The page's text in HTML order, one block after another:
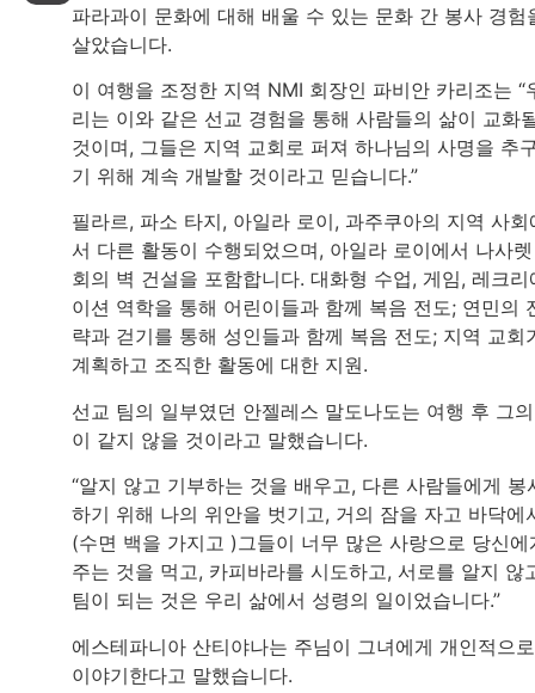
파라과이 문화에 대해 배울 수 있는 문화 간 봉사 경험
살았습니다.
이 여행을 조정한 지역 NMI 회장인 파비안 카리조는 “
리는 이와 같은 선교 경험을 통해 사람들의 삶이 교화
것이며, 그들은 지역 교회로 퍼져 하나님의 사명을 추
기 위해 계속 개발할 것이라고 믿습니다.”
필라르, 파소 타지, 아일라 로이, 과주쿠아의 지역 사회
서 다른 활동이 수행되었으며, 아일라 로이에서 나사
회의 벽 건설을 포함합니다. 대화형 수업, 게임, 레크리
이션 역학을 통해 어린이들과 함께 복음 전도; 연민의
략과 걷기를 통해 성인들과 함께 복음 전도; 지역 교회
계획하고 조직한 활동에 대한 지원.
선교 팀의 일부였던 안젤레스 말도나도는 여행 후 그
이 같지 않을 것이라고 말했습니다.
“알지 않고 기부하는 것을 배우고, 다른 사람들에게 봉
하기 위해 나의 위안을 벗기고, 거의 잠을 자고 바닥에
(수면 백을 가지고 )그들이 너무 많은 사랑으로 당신에
주는 것을 먹고, 카피바라를 시도하고, 서로를 알지 않
팀이 되는 것은 우리 삶에서 성령의 일이었습니다.”
에스테파니아 산티야나는 주님이 그녀에게 개인적으로
이야기한다고 말했습니다.